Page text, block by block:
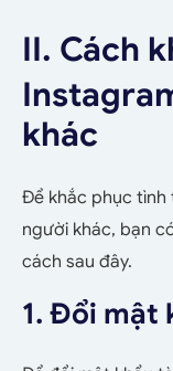
II. Cách
khác
Để khắc phục
người khác, bạn
cách sau đây.
1. Đổi mật